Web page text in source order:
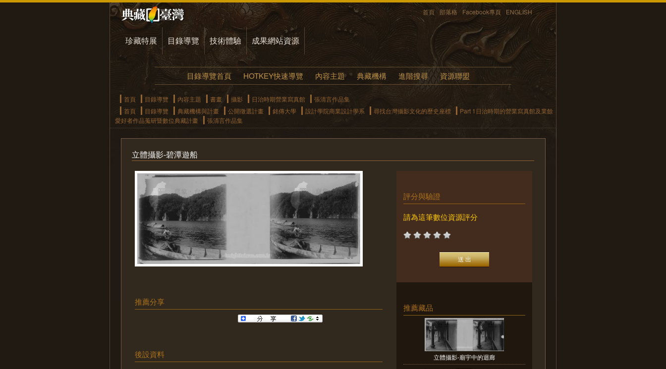
首頁 部落格 Facebook專頁 ENGLISH
珍藏特展 目錄導覽 技術體驗 成果網站資源
目錄導覽首頁 HOTKEY快速導覽 內容主題 典藏機構 進階搜尋 資源聯盟
首頁 目錄導覽 內容主題 書畫 攝影 日治時期營業寫真館
張清言作品集
首頁
目錄導覽 典藏機構與計畫 公開徵選計畫 銘傳大學 設計學院商業設計學系 尋找台灣攝影文化的歷史座標
Part 1日治時期的營業寫真館及業餘
愛好者作品蒐研暨數位典藏計畫
張清言作品集
立體攝影-碧潭遊船
推薦分享
後設資料
評分與驗證
請為這筆數位資源評分
推薦藏品
立體攝影-廟宇中的迴廊